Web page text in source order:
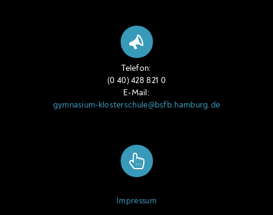
Telefon:
(0 40) 428 821 0
E-Mail:
gymnasium-klosterschule@bsfb.hamburg.de
Impressum